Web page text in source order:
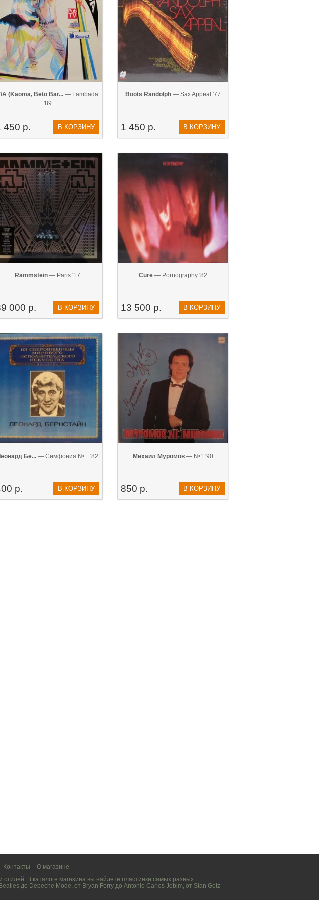
A (Kaoma, Beto Bar... — Lambada
'89
450 р. В КОРЗИНУ
Boots Randolph— Sax Appeal '77
1 450 р. В КОРЗИНУ
Rammstein — Paris '17
000 р. В КОРЗИНУ
Cure— Pornography '82
13 500 р. В КОРЗИНУ
Бе... — Симфония №... '82
р. В КОРЗИНУ
Михаил Муромов— №1 '90
850 р. В КОРЗИНУ
Контакты
О магазине
стилей. В каталоге магазина вы найдете пластинки самых разных
до Depeche Mode, от Bryan Ferry до Antonio Carlos Jobim, от Stan Getz